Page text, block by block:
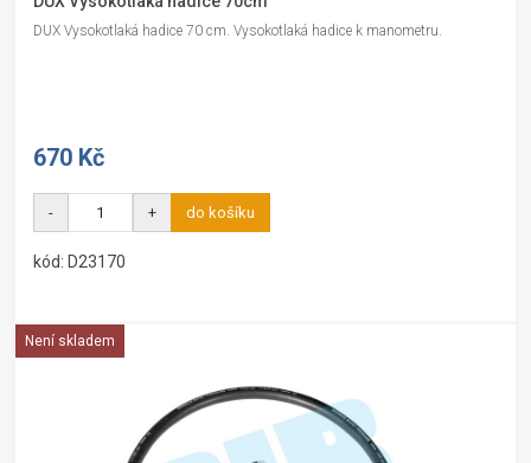
DUX Vysokotlaká hadice 70 cm. Vysokotlaká hadice k manometru.
670 Kč
- + do košíku
kód: D23170
Není skladem